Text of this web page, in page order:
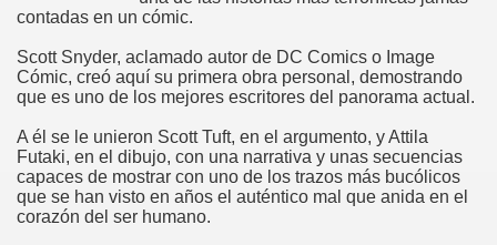
contadas en un cómic.
Scott Snyder, aclamado autor de DC Comics o Image
Cómic, creó aquí su primera obra personal, demostrando
que es uno de los mejores escritores del panorama actual.
A él se le unieron Scott Tuft, en el argumento, y Attila
Futaki, en el dibujo, con una narrativa y unas secuencias
capaces de mostrar con uno de los trazos más bucólicos
que se han visto en años el auténtico mal que anida en el
corazón del ser humano.